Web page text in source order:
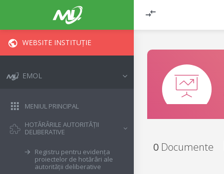
WEBSITE INSTITUȚIE
EMOL
MENIUL PRINCIPAL
HOTĂRÂRILE AUTORITĂȚII
DELIBERATIVE
Registru pentru evidența
proiectelor de hotărâri ale
autorității deliberative
0 Documente